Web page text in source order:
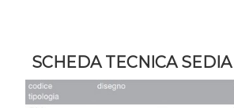
SCHEDA TECNICA